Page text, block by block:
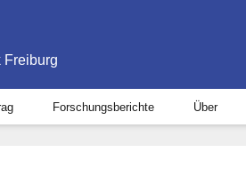
Freiburg
Forschungsberichte Über